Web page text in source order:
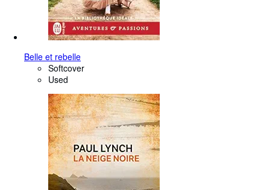
Belle et rebelle
Softcover
Used